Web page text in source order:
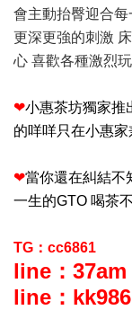
會主動抬臀迎合
更深更強的刺激
心 喜歡各種激烈
❤小惠茶坊獨家
的咩咩只在小惠家
❤當你還在糾結不
一生的GTO 喝茶
TG：cc6861
line：37am
line：kk986